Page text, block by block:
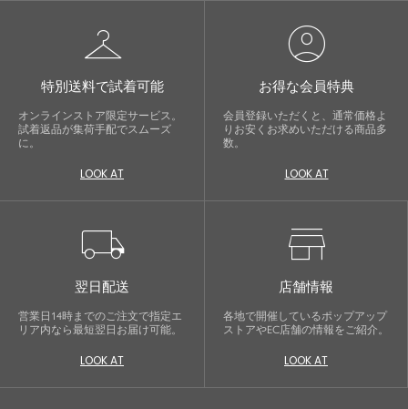
checkroom
特別送料で試着可能
オンラインストア限定サービス。
試着返品が集荷手配でスムーズ
に。
LOOK AT
account_circle
お得な会員特典
会員登録いただくと、通常価格よ
りお安くお求めいただける商品多
数。
LOOK AT
local_shipping
翌日配送
営業日14時までのご注文で指定エ
リア内なら最短翌日お届け可能。
LOOK AT
store
店舗情報
各地で開催しているポップアップ
ストアやEC店舗の情報をご紹介。
LOOK AT